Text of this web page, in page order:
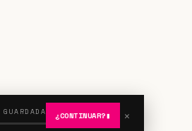
¿CONTINUAR? ✕